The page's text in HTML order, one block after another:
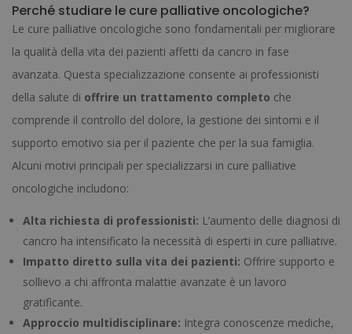
Perché studiare le cure palliative oncologiche?
Le cure palliative oncologiche sono fondamentali per migliorare
la qualità della vita dei pazienti affetti da cancro in fase
avanzata. Questa specializzazione consente ai professionisti
della salute di offrire un trattamento completo che
comprende il controllo del dolore, la gestione dei sintomi e il
supporto emotivo sia per il paziente che per la sua famiglia.
Alcuni motivi principali per specializzarsi in cure palliative
oncologiche includono:
Alta richiesta di professionisti: L’aumento delle diagnosi di
cancro ha intensificato la necessità di esperti in cure palliative.
Impatto diretto sulla vita dei pazienti: Offrire supporto e
sollievo a chi affronta malattie avanzate è un lavoro
gratificante.
Approccio multidisciplinare: Integra conoscenze mediche,